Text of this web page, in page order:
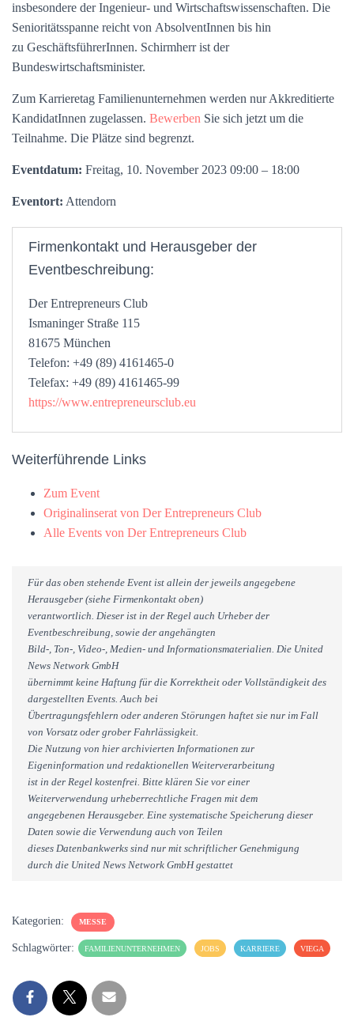
insbesondere der Ingenieur- und Wirtschaftswissenschaften. Die
Senioritätsspanne reicht von AbsolventInnen bis hin
zu GeschäftsführerInnen. Schirmherr ist der
Bundeswirtschaftsminister.
Zum Karrieretag Familienunternehmen werden nur Akkreditierte
KandidatInnen zugelassen. Bewerben Sie sich jetzt um die
Teilnahme. Die Plätze sind begrenzt.
Eventdatum: Freitag, 10. November 2023 09:00 – 18:00
Eventort: Attendorn
Firmenkontakt und Herausgeber der
Eventbeschreibung:
Der Entrepreneurs Club
Ismaninger Straße 115
81675 München
Telefon: +49 (89) 4161465-0
Telefax: +49 (89) 4161465-99
https://www.entrepreneursclub.eu
Weiterführende Links
Zum Event
Originalinserat von Der Entrepreneurs Club
Alle Events von Der Entrepreneurs Club
Für das oben stehende Event ist allein der jeweils angegebene
Herausgeber (siehe Firmenkontakt oben)
verantwortlich. Dieser ist in der Regel auch Urheber der
Eventbeschreibung, sowie der angehängten
Bild-, Ton-, Video-, Medien- und Informationsmaterialien. Die United
News Network GmbH
übernimmt keine Haftung für die Korrektheit oder Vollständigkeit des
dargestellten Events. Auch bei
Übertragungsfehlern oder anderen Störungen haftet sie nur im Fall
von Vorsatz oder grober Fahrlässigkeit.
Die Nutzung von hier archivierten Informationen zur
Eigeninformation und redaktionellen Weiterverarbeitung
ist in der Regel kostenfrei. Bitte klären Sie vor einer
Weiterverwendung urheberrechtliche Fragen mit dem
angegebenen Herausgeber. Eine systematische Speicherung dieser
Daten sowie die Verwendung auch von Teilen
dieses Datenbankwerks sind nur mit schriftlicher Genehmigung
durch die United News Network GmbH gestattet
Kategorien: MESSE
Schlagwörter: FAMILIENUNTERNEHMEN JOBS KARRIERE VIEGA